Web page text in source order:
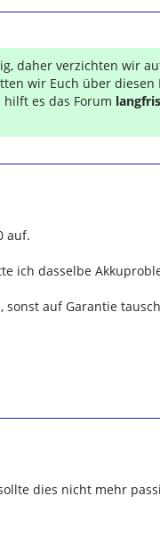
daher verzichten wir
wir Euch über diesen
hilft es das Forum
auf.
ich dasselbe
sonst auf Garantie
dies nicht mehr